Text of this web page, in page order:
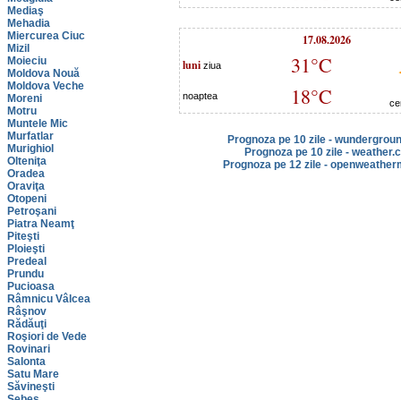
Mediaş
Mehadia
Miercurea Ciuc
Mizil
Moieciu
Moldova Nouă
Moldova Veche
Moreni
Motru
Muntele Mic
Murfatlar
Murighiol
Olteniţa
Oradea
Oraviţa
Otopeni
Petroşani
Piatra Neamţ
Piteşti
Ploieşti
Predeal
Prundu
Pucioasa
Râmnicu Vâlcea
Râşnov
Rădăuţi
Roşiori de Vede
Rovinari
Salonta
Satu Mare
Săvineşti
17.08.2026
luni ziua 31°C
noaptea 18°C
Prognoza pe 10 zile -
Prognoza pe 10 zile -
Prognoza pe 12 zile -